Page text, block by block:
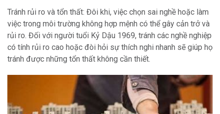
Tránh rủi ro và tổn thất: Đôi khi, việc chọn sai nghề hoặc làm
việc trong môi trường không hợp mệnh có thể gây cản trở và
rủi ro. Đối với người tuổi Kỷ Dậu 1969, tránh các nghề nghiệp
có tính rủi ro cao hoặc đòi hỏi sự thích nghi nhanh sẽ giúp họ
tránh được những tổn thất không cần thiết.